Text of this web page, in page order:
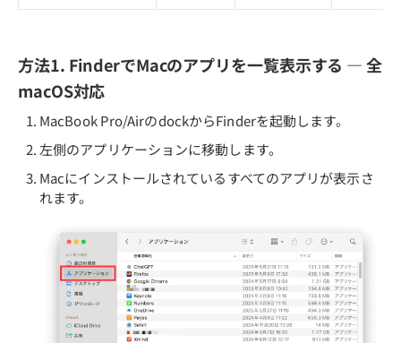
方法1. FinderでMacのアプリを一覧表示する — 全
macOS対応
MacBook Pro/AirのdockからFinderを起動します。
左側のアプリケーションに移動します。
Macにインストールされているすべてのアプリが表示さ
れます。